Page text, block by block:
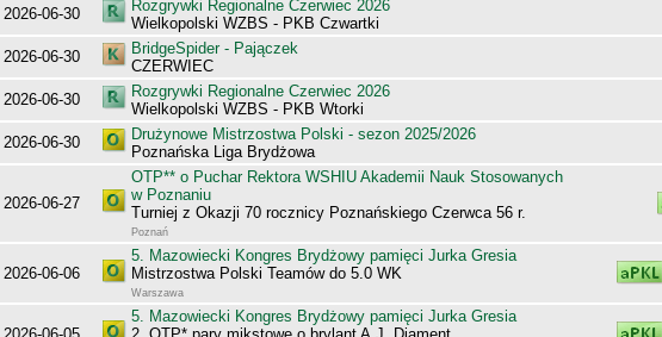
2026-06-30
Rozgrywki Regionalne Czerwiec 2026
Wielkopolski WZBS - PKB Czwartki
2026-06-30
BridgeSpider - Pajączek
CZERWIEC
2026-06-30
Rozgrywki Regionalne Czerwiec 2026
Wielkopolski WZBS - PKB Wtorki
2026-06-30
Drużynowe Mistrzostwa Polski - sezon 2025/2026
Poznańska Liga Brydżowa
2026-06-27
OTP** o Puchar Rektora WSHIU Akademii Nauk Stosowanych
w Poznaniu
Turniej z Okazji 70 rocznicy Poznańskiego Czerwca 56 r.
Poznań
2026-06-06
5. Mazowiecki Kongres Brydżowy pamięci Jurka Gresia
Mistrzostwa Polski Teamów do 5.0 WK
Warszawa
5. Mazowiecki Kongres Brydżowy pamięci Jurka Gresia